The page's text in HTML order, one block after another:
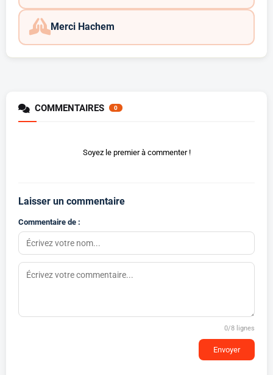
Merci Hachem
COMMENTAIRES 0
Soyez le premier à commenter !
Laisser un commentaire
Commentaire de :
0/8 lignes
Envoyer